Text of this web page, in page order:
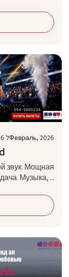
26 לФевраль, 2026
звук. Мощная
Музыка, ...